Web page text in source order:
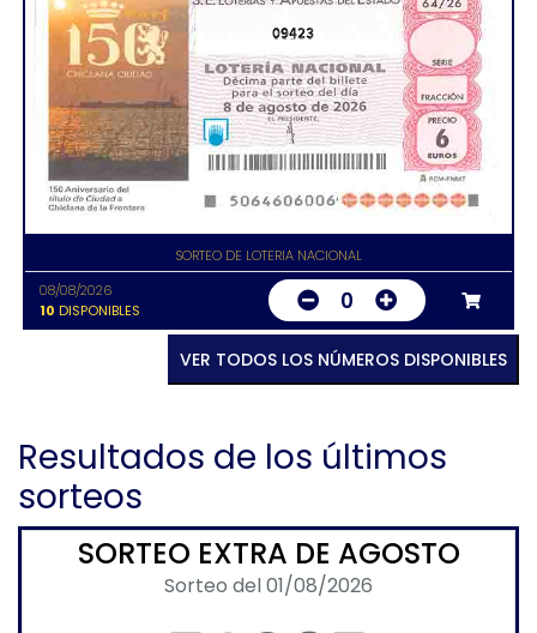
09423
SORTEO DE LOTERIA NACIONAL
08/08/2026
10 DISPONIBLES 0
VER TODOS LOS NÚMEROS DISPONIBLES
Resultados de los últimos
sorteos
SORTEO EXTRA DE AGOSTO
Sorteo del 01/08/2026